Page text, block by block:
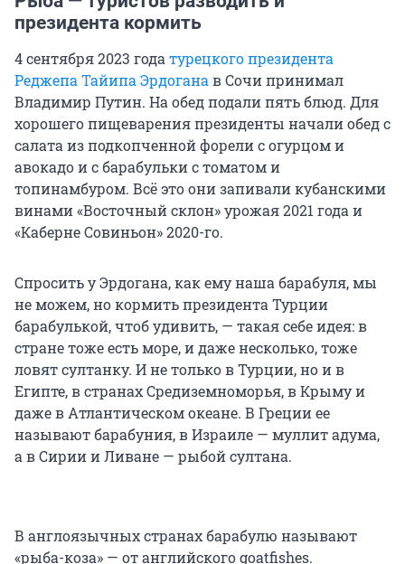
президента кормить
4 сентября 2023 года турецкого президента
Реджепа Тайипа Эрдогана в Сочи принимал
Владимир Путин. На обед подали пять блюд. Для
хорошего пищеварения президенты начали обед с
салата из подкопченной форели с огурцом и
авокадо и с барабульки с томатом и
топинамбуром. Всё это они запивали кубанскими
винами «Восточный склон» урожая 2021 года и
«Каберне Совиньон» 2020-го.
Спросить у Эрдогана, как ему наша барабуля, мы
не можем, но кормить президента Турции
барабулькой, чтоб удивить, — такая себе идея: в
стране тоже есть море, и даже несколько, тоже
ловят султанку. И не только в Турции, но и в
Египте, в странах Средиземноморья, в Крыму и
даже в Атлантическом океане. В Греции ее
называют барабуния, в Израиле — муллит адума,
а в Сирии и Ливане — рыбой султана.
В англоязычных странах барабулю называют
«рыба-коза» — от английского goatfishes.